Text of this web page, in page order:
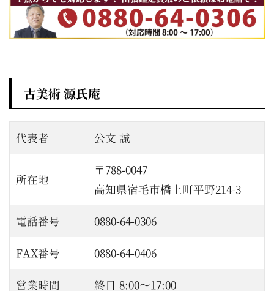
古美術 源氏庵
代表者 公文 誠
所在地
〒788-0047
高知県宿毛市橋上町平野214-3
電話番号 0880-64-0306
FAX番号 0880-64-0406
営業時間 終日 8:00～17:00